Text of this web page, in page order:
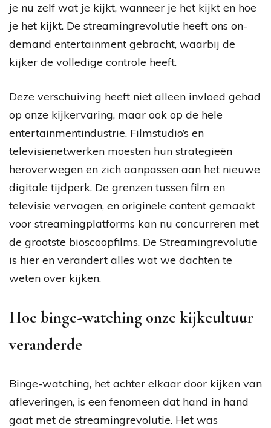
je nu zelf wat je kijkt, wanneer je het kijkt en hoe
je het kijkt. De streamingrevolutie heeft ons on-
demand entertainment gebracht, waarbij de
kijker de volledige controle heeft.
Deze verschuiving heeft niet alleen invloed gehad
op onze kijkervaring, maar ook op de hele
entertainmentindustrie. Filmstudio’s en
televisienetwerken moesten hun strategieën
heroverwegen en zich aanpassen aan het nieuwe
digitale tijdperk. De grenzen tussen film en
televisie vervagen, en originele content gemaakt
voor streamingplatforms kan nu concurreren met
de grootste bioscoopfilms. De Streamingrevolutie
is hier en verandert alles wat we dachten te
weten over kijken.
Hoe binge-watching onze kijkcultuur
veranderde
Binge-watching, het achter elkaar door kijken van
afleveringen, is een fenomeen dat hand in hand
gaat met de streamingrevolutie. Het was